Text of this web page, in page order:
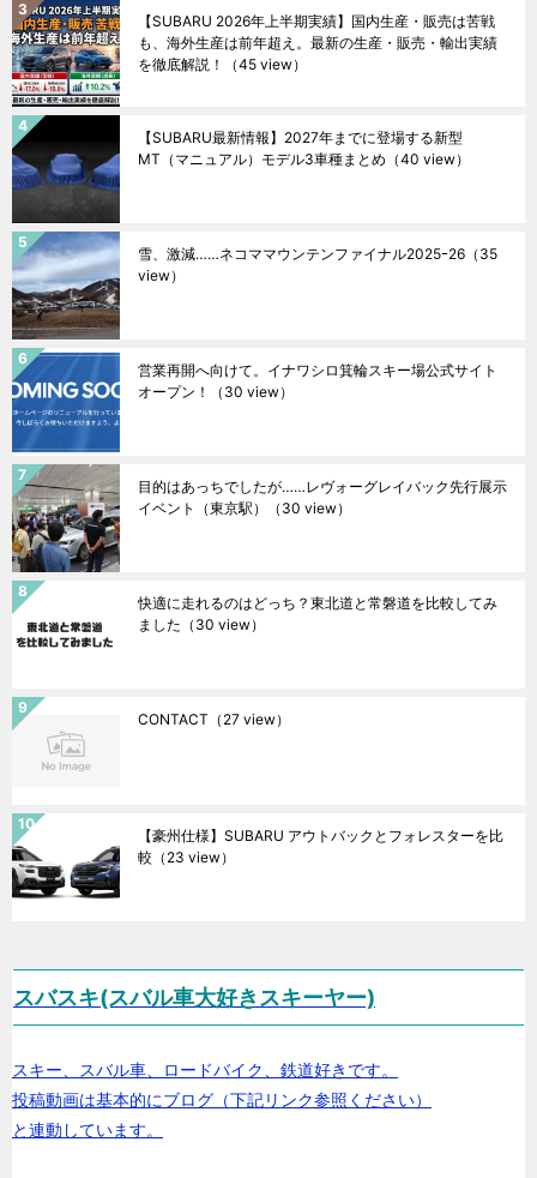
【SUBARU 2026年上半期実績】国内生産・販売は苦戦
も、海外生産は前年超え。最新の生産・販売・輸出実績
を徹底解説！
（45 view）
【SUBARU最新情報】2027年までに登場する新型
MT（マニュアル）モデル3車種まとめ （40 view）
雪、激減……ネコママウンテンファイナル2025ｰ26 （35
view）
営業再開へ向けて。イナワシロ箕輪スキー場公式サイト
オープン！
（30 view）
目的はあっちでしたが……レヴォーグレイバック先行展示
イベント（東京駅）
（30 view）
快適に走れるのはどっち？東北道と常磐道を比較してみ
ました （30 view）
CONTACT （27 view）
【豪州仕様】SUBARU アウトバックとフォレスターを比
較 （23 view）
スバスキ(スバル車大好きスキーヤー)
スキー、スバル車、ロードバイク、鉄道好きです。
投稿動画は基本的にブログ（下記リンク参照ください）
と連動しています。